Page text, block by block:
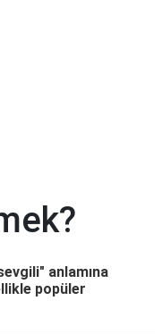
anlamına
popüler